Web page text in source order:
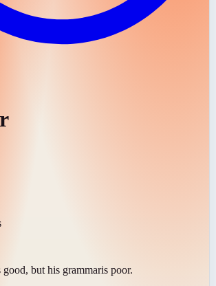
but his grammaris poor.